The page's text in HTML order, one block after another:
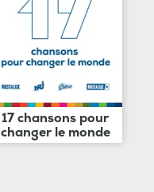
17 chansons pour
changer le monde